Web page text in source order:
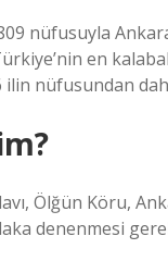
nüfusuyla
en
nüfusundan
Ölğün Köru,
denenmesi